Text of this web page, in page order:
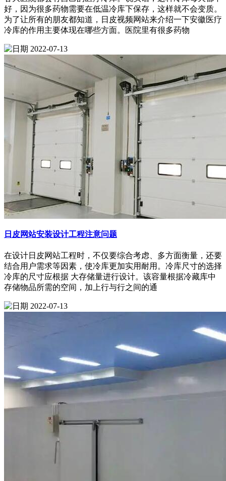
好，因为很多药物需要在低温冷库下保存，这样就不会变质。
为了让所有的朋友都知道，日皮视频网站来介绍一下安徽医疗
冷库的作用主要体现在哪些方面。医院里有很多药物
2022-07-13
日皮网站安装设计工程注意问题
在设计日皮网站工程时，不仅要综合考虑、多方面衡量，还要
结合用户需求等因素，使冷库更加实用耐用。冷库尺寸的选择
冷库的尺寸应根据 大存储量进行设计。该容量根据冷藏库中
存储物品所需的空间，加上行与行之间的通
2022-07-13